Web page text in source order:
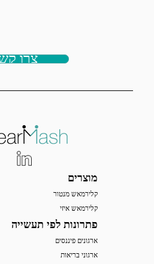
צרו קשר
מוצרים
קלירמאש מנטור
קלירמאש איזי
פתרונות לפי תעשייה
ארגונים פיננסים
ארגוני בריאות